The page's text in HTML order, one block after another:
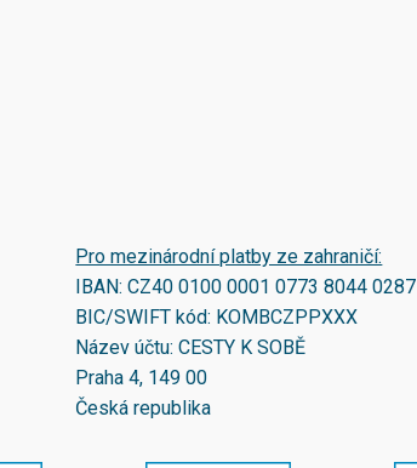
Pro mezinárodní platby ze zahraničí:
IBAN:CZ40 0100 0001 0773 8044 0287
BIC/SWIFT kód: KOMBCZPPXXX
Název účtu: CESTY K SOBĚ
Praha 4, 149 00
Česká republika